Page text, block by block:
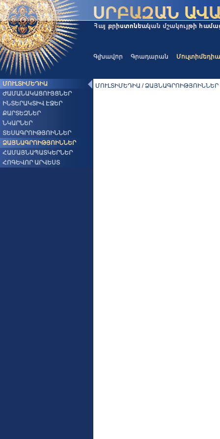
Գլխավոր Գրադարան Մուլտիմեդիա
ՄՈՒԼՏԻՄԵԴԻԱ
ԺԱՄԱՆԱԿԱՑՈՒՅՑՆԵՐ
ԻՆՏԵՐԱԿՏԻՎ ԷՋԵՐ
ՔԱՐՏԵԶՆԵՐ
ՆԿԱՐՆԵՐ
ՏԵՍԱԳՐՈԻԹՅՈԻՆՆԵՐ
ՁԱՅՆԱԳՐՈԻԹՅՈԻՆՆԵՐ
ՀԱՄԱՅՆԱՊԱՏԿԵՐՆԵՐ
ՀՈԳԵՎՈՐ ԱՐՎԵՍՏ
ՄՈՒԼՏԻՄԵԴԻԱ / ՁԱՅՆԱԳՐՈԻԹՅՈԻՆՆԵՐ